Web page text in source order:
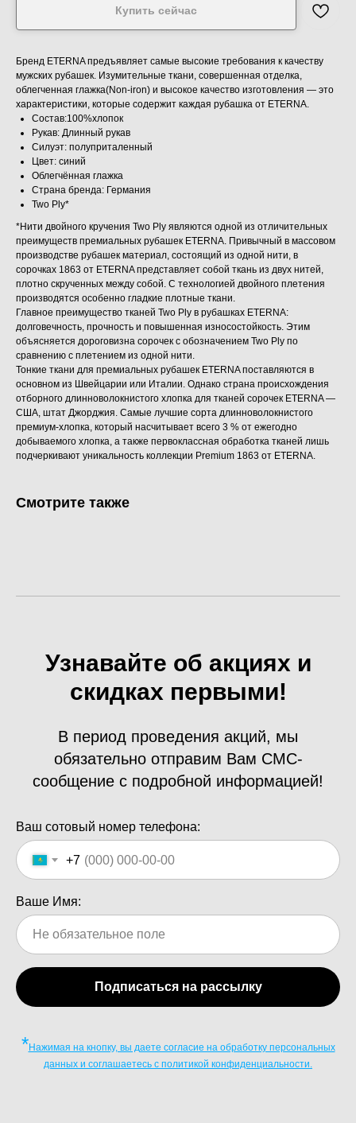
Купить сейчас
Бренд ETERNA предъявляет самые высокие требования к качеству
мужских рубашек. Изумительные ткани, совершенная отделка,
облегченная глажка(Non-iron) и высокое качество изготовления — это
характеристики, которые содержит каждая рубашка от ETERNA.
Состав:100%хлопок
Рукав: Длинный рукав
Силуэт: полуприталенный
Цвет: синий
Облегчённая глажка
Страна бренда: Германия
Two Ply*
*Нити двойного кручения Two Ply являются одной из отличительных
преимуществ премиальных рубашек ETERNA. Привычный в массовом
производстве рубашек материал, состоящий из одной нити, в
сорочках 1863 от ETERNA представляет собой ткань из двух нитей,
плотно скрученных между собой. С технологией двойного плетения
производятся особенно гладкие плотные ткани.
Главное преимущество тканей Two Ply в рубашках ETERNA:
долговечность, прочность и повышенная износостойкость. Этим
объясняется дороговизна сорочек с обозначением Two Ply по
сравнению с плетением из одной нити.
Тонкие ткани для премиальных рубашек ETERNA поставляются в
основном из Швейцарии или Италии. Однако страна происхождения
отборного длинноволокнистого хлопка для тканей сорочек ETERNA —
США, штат Джорджия. Самые лучшие сорта длинноволокнистого
премиум-хлопка, который насчитывает всего 3 % от ежегодно
добываемого хлопка, а также первоклассная обработка тканей лишь
подчеркивают уникальность коллекции Premium 1863 от ETERNA.
Смотрите также
Узнавайте об акциях и
скидках первыми!
В период проведения акций, мы
обязательно отправим Вам СМС-
сообщение с подробной информацией!
Ваш сотовый номер телефона:
+7
Ваше Имя:
Подписаться на рассылку
*Нажимая на кнопку, вы даете согласие на обработку персональных
данных и соглашаетесь c политикой конфиденциальности.